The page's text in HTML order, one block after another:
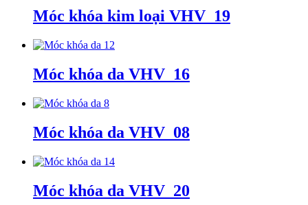
Móc khóa kim loại VHV_19
Móc khóa da VHV_16
Móc khóa da VHV_08
Móc khóa da VHV_20